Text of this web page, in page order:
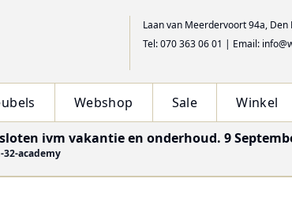
Laan van Meerdervoort 94a, Den
Tel: 070 363 06 01 | Email:
Webshop Sale Winkel
ivm vakantie en onderhoud. 9
32-academy